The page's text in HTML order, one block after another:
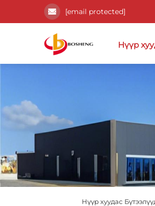
[email protected]
Нүүр
Нүүр хуудас